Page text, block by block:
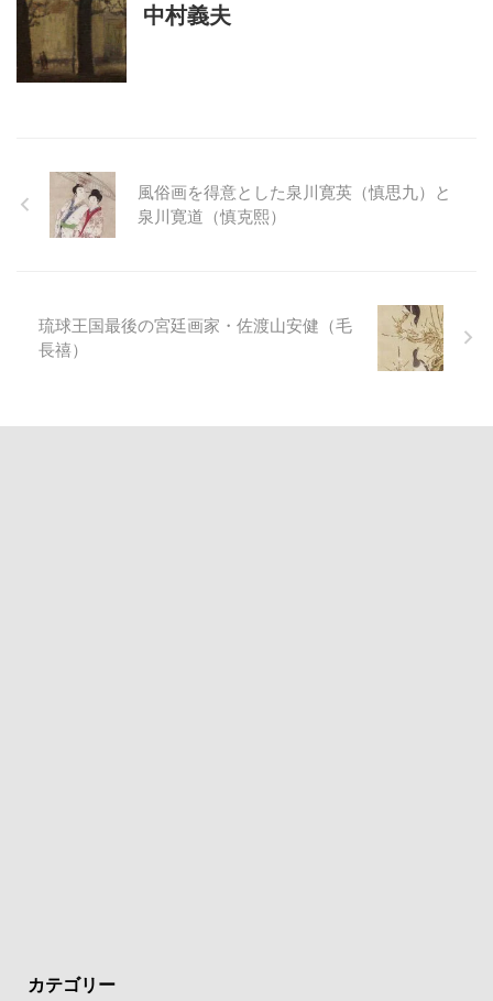
中村義夫
風俗画を得意とした泉川寛英（慎思九）と
泉川寛道（慎克熙）
琉球王国最後の宮廷画家・佐渡山安健（毛
長禧）
カテゴリー